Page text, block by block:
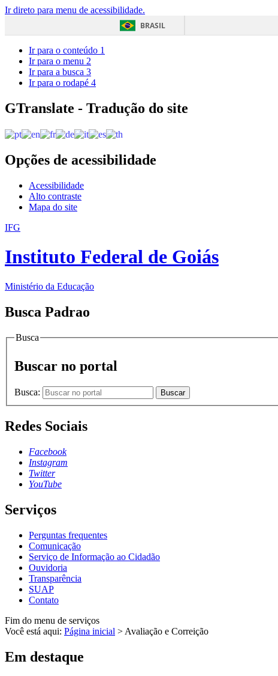
Ir direto para menu de acessibilidade.
BRASIL
Ir para o conteúdo 1
Ir para o menu 2
Ir para a busca 3
Ir para o rodapé 4
GTranslate - Tradução do site
Opções de acessibilidade
Acessibilidade
Alto contraste
Mapa do site
IFG
Instituto Federal de Goiás
Ministério da Educação
Busca Padrao
Busca
Buscar no portal
Busca: Buscar
Redes Sociais
Facebook
Instagram
Twitter
YouTube
Serviços
Perguntas frequentes
Comunicação
Serviço de Informação ao Cidadão
Ouvidoria
Transparência
SUAP
Contato
Fim do menu de serviços
Você está aqui: Página inicial > Avaliação e Correição
Em destaque